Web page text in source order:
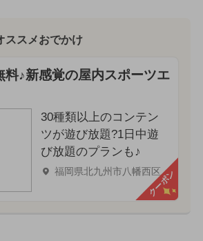
ススメおでかけ
料♪新感覚の屋内スポーツエ
30種類以上のコンテン
ツが遊び放題?1日中遊
び放題のプランも♪
福岡県北九州市八幡西区クーポン